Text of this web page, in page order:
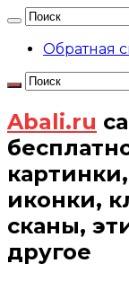
Обратная
Abali.ru
иконки,
сканы,
другое